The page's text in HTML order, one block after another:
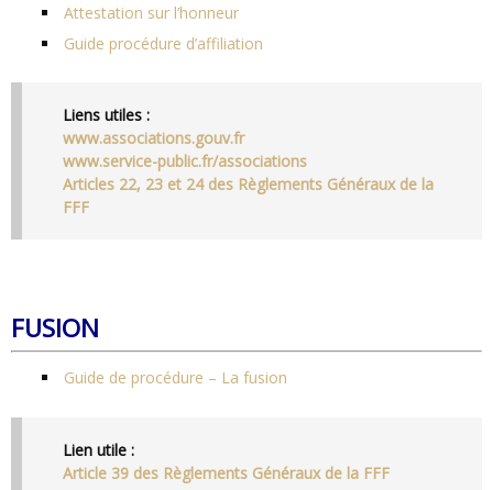
Attestation sur l’honneur
Guide procédure d’affiliation
Liens utiles :
www.associations.gouv.fr
www.service-public.fr/associations
Articles 22, 23 et 24 des Règlements Généraux de la
FFF
FUSION
Guide de procédure – La fusion
Lien utile :
Article 39 des Règlements Généraux de la FFF